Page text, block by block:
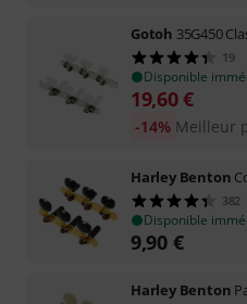
Gotoh 35G450
19
Disponible
19,60€
Meilleur
-14%
Harley Benton
382
Disponible
9,90 €
Harley Benton